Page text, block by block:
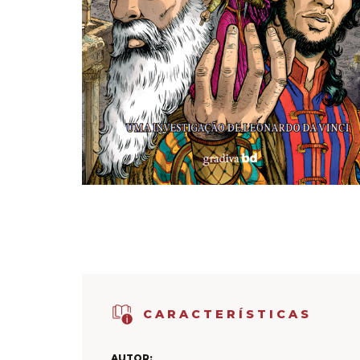
CARACTERÍSTICAS